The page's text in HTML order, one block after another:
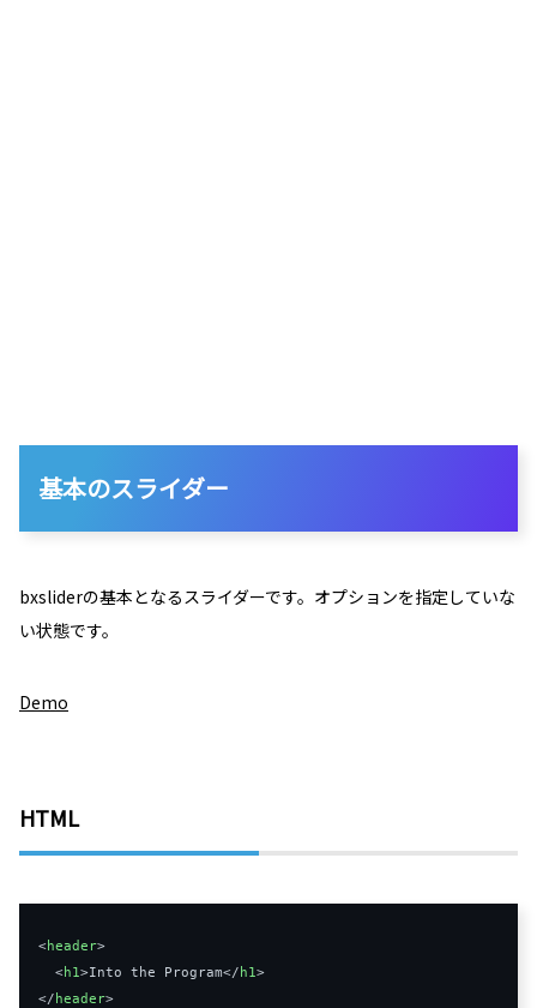
基本のスライダー
bxsliderの基本となるスライダーです。オプションを指定していな
い状態です。
Demo
HTML
<header>
<h1>Into the Program</h1>
</header>